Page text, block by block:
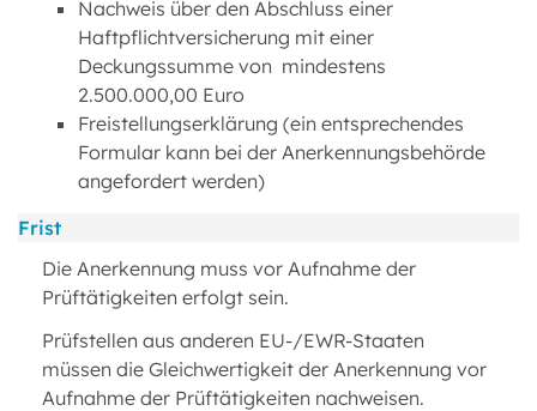
Nachweis über den Abschluss einer
Haftpflichtversicherung mit einer
Deckungssumme von mindestens
2.500.000,00 Euro
Freistellungserklärung (ein entsprechendes
Formular kann bei der Anerkennungsbehörde
angefordert werden)
Frist
Die Anerkennung muss vor Aufnahme der
Prüftätigkeiten erfolgt sein.
Prüfstellen aus anderen EU-/EWR-Staaten
müssen die Gleichwertigkeit der Anerkennung vor
Aufnahme der Prüftätigkeiten nachweisen.